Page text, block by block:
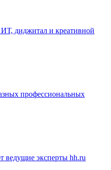
диджитал и креативной
профессиональных
ведущие эксперты hh.ru